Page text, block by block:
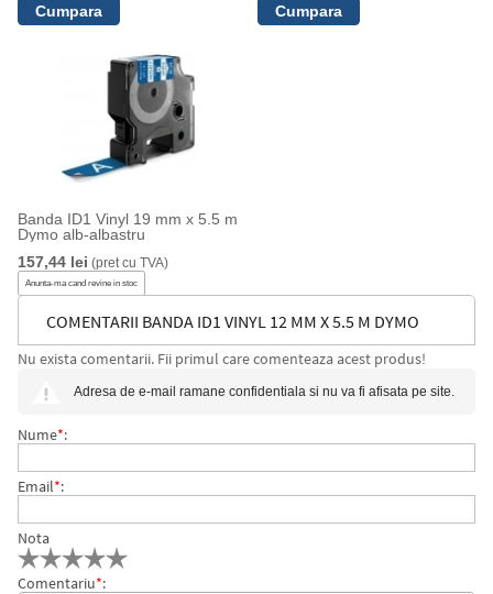
Banda ID1 Vinyl 19 mm x 5.5 m
Dymo alb-albastru
157,44 lei (pret cu TVA)
Anunta-ma cand revine in stoc
COMENTARII BANDA ID1 VINYL 12 MM X 5.5 M DYMO
Nu exista comentarii. Fii primul care comenteaza acest produs!
Adresa de e-mail ramane confidentiala si nu va fi afisata pe site.
Nume*:
Email*:
Nota
Comentariu*: